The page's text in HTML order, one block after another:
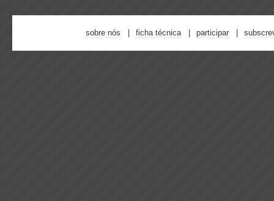
sobre nós ficha técnica participar